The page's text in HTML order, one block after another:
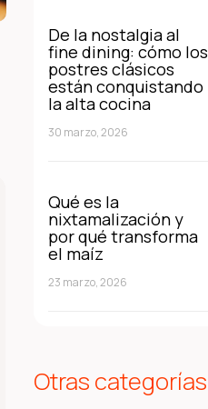
De la nostalgia al
fine dining: cómo los
postres clásicos
están conquistando
la alta cocina
30 marzo, 2026
Qué es la
nixtamalización y
por qué transforma
el maíz
23 marzo, 2026
Otras categorías